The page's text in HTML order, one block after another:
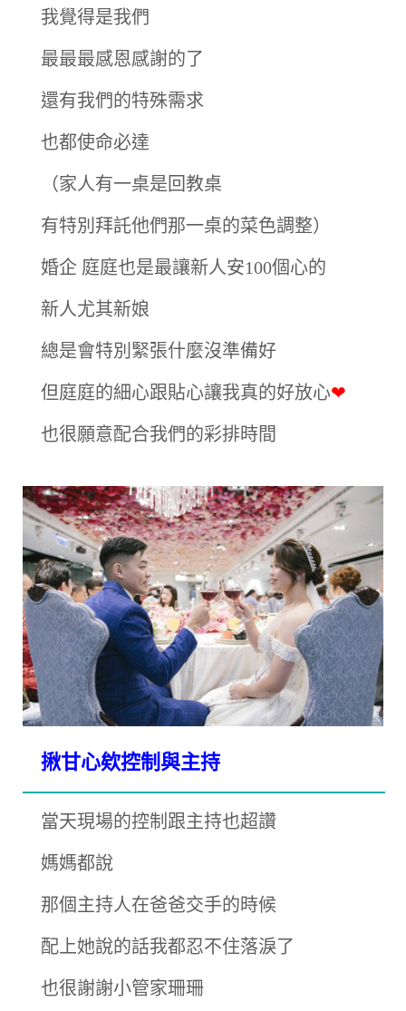
我覺得是我們
最最最感恩感謝的了
還有我們的特殊需求
也都使命必達
（家人有一桌是回教桌
有特別拜託他們那一桌的菜色調整）
婚企 庭庭也是最讓新人安100個心的
新人尤其新娘
總是會特別緊張什麼沒準備好
但庭庭的細心跟貼心讓我真的好放心❤
也很願意配合我們的彩排時間
揪甘心欸控制與主持
當天現場的控制跟主持也超讚
媽媽都說
那個主持人在爸爸交手的時候
配上她說的話我都忍不住落淚了
也很謝謝小管家珊珊